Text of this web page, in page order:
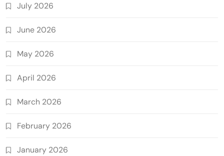
July 2026
June 2026
May 2026
April 2026
March 2026
February 2026
January 2026